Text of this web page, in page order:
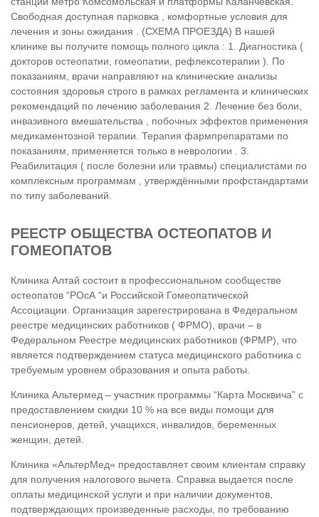
Свободная доступная парковка , комфортные условия для
лечения и зоны ожидания . (СХЕМА ПРОЕЗДА) В нашей
клинике вы получите помощь полного цикла : 1. Диагностика (
докторов остеопатии, гомеопатии, рефлексотерапии ). По
показаниям, врачи направляют на клинические анализы
состояния здоровья строго в рамках регламента и клинических
рекомендаций по лечению заболевания 2. Лечение без боли,
инвазивного вмешательства , побочных эффектов применения
медикаментозной терапии. Терапия фармпрепаратами по
показаниям, применяется только в неврологии . 3.
Реабилитация ( после болезни или травмы) специалистами по
комплексным программам , утверждёнными профстандартами
по типу заболеваний.
РЕЕСТР ОБЩЕСТВА ОСТЕОПАТОВ И
ГОМЕОПАТОВ
Клиника Алтай состоит в профессиональном сообществе
остеопатов “РОсА “и Российской Гомеопатической
Ассоциации. Организация зарегестрирована в Федеральном
реестре медицинских работников ( ФРМО), врачи – в
Федеральном Реестре медицинских работников (ФРМР), что
является подтверждением статуса медицинского работника с
требуемым уровнем образования и опыта работы.
Клиника Альтермед – участник программы “Карта Москвича” с
предоставлением скидки 10 % на все виды помощи для
пенсионеров, детей, учащихся, инвалидов, беременных
женщин, детей.
Клиника «АльтерМед» предоставляет своим клиентам справку
для получения налогового вычета. Справка выдается после
оплаты медицинской услуги и при наличии документов,
подтверждающих произведенные расходы, по требованию